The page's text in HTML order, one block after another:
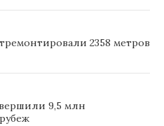
2358 метров
9,5 млн